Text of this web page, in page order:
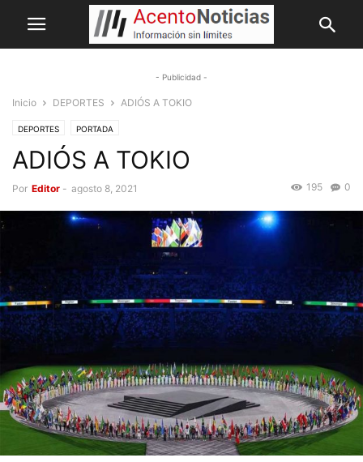
- Publicidad -
Inicio DEPORTES ADIÓS A TOKIO
DEPORTES PORTADA
ADIÓS A TOKIO
Por Editor - agosto 8, 2021 0
195